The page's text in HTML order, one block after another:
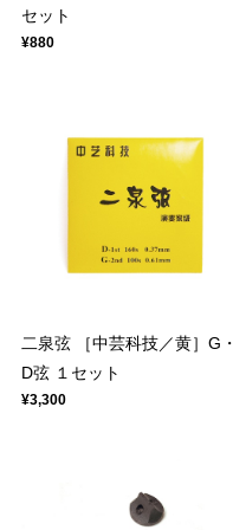
セット
¥880
二泉弦 ［中芸科技／黄］G・
D弦 １セット
¥3,300